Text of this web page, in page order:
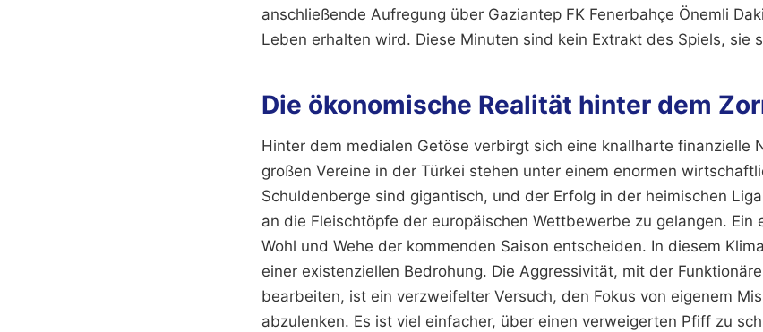
anschließende Aufregung über Gaziantep FK Fenerbahçe Önemli
Leben erhalten wird. Diese Minuten sind kein Extrakt des Spiels, sie
Die ökonomische Realität hinter dem
Hinter dem medialen Getöse verbirgt sich eine knallharte finanzielle
großen Vereine in der Türkei stehen unter einem enormen
Schuldenberge sind gigantisch, und der Erfolg in der heimischen
an die Fleischtöpfe der europäischen Wettbewerbe zu gelangen. Ein
Wohl und Wehe der kommenden Saison entscheiden. In diesem
einer existenziellen Bedrohung. Die Aggressivität, mit der
bearbeiten, ist ein verzweifelter Versuch, den Fokus von eigenem
abzulenken. Es ist viel einfacher, über einen verweigerten Pfiff zu